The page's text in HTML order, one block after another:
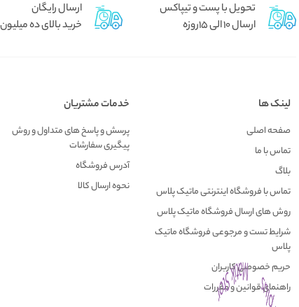
تحویل با پست و تیپاکس
ارسال 10 الی 15روزه
ارسال رایگان
خرید بالای ده میلیون
لینک ها
صفحه اصلی
تماس با ما
بلاگ
تماس با فروشگاه اینترنتی ماتیک پلاس
روش های ارسال فروشگاه ماتیک پلاس
شرایط تست و مرجوعی فروشگاه ماتیک
پلاس
حریم خصوصی کاربران
راهنمای قوانین و مقررات
خدمات مشتریان
پرسش و پاسخ های متداول و روش
پیگیری سفارشات
آدرس فروشگاه
نحوه ارسال کالا